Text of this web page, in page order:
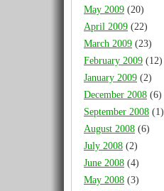
May 2009 (20)
April 2009 (22)
March 2009 (23)
February 2009 (12)
January 2009 (2)
December 2008 (6)
September 2008 (1)
August 2008 (6)
July 2008 (2)
June 2008 (4)
May 2008 (3)